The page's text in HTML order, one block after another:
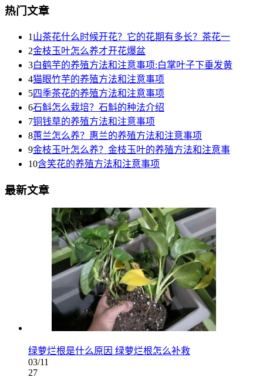
热门文章
1 山茶花什么时候开花？它的花期有多长？茶花一
2金枝玉叶怎么养才开花爆盆
3白鹤芋的养殖方法和注意事项:白掌叶子下垂发黄
4猫眼竹芋的养殖方法和注意事项
5四季茶花的养殖方法和注意事项
6石斛怎么栽培？石斛的种法介绍
7铜钱草的养殖方法和注意事项
8蕙兰怎么养？惠兰的养殖方法和注意事项
9金枝玉叶怎么养？金枝玉叶的养殖方法和注意事
10含笑花的养殖方法和注意事项
最新文章
绿萝烂根是什么原因 绿萝烂根怎么补救
03/11
27